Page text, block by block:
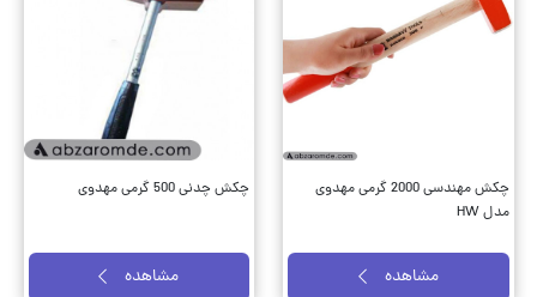
چکش مهندسی 2000 گرمی مهدوی
مدل HW
مشاهده
چکش چدنی 500 گرمی مهدوی
مشاهده